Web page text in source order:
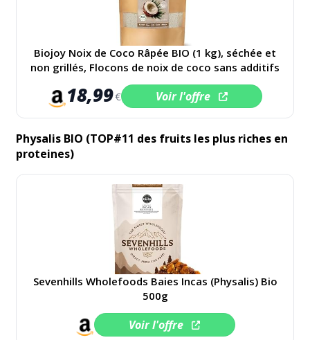
Biojoy Noix de Coco Râpée BIO (1 kg), séchée et
non grillés, Flocons de noix de coco sans additifs
18,99€ Voir l'offre
Physalis BIO (TOP#11 des fruits les plus riches en
proteines)
Sevenhills Wholefoods Baies Incas (Physalis) Bio
500g
Voir l'offre